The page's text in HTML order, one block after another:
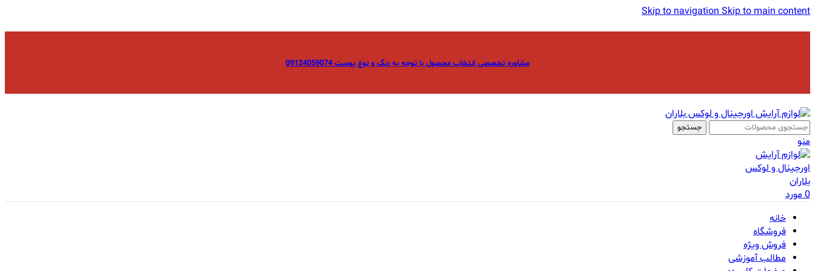
Skip to navigationSkip to main content
مشاوره تخصصی انتخاب محصول با توجه به رنگ و نوع پوست 09124059074
جستجو
منو
0مورد
خانه
فروشگاه
فروش ویژه
مطالب آموزشی